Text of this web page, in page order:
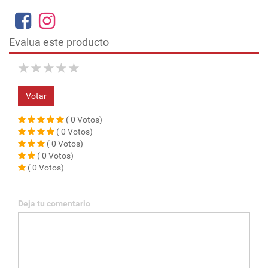
Evalua este producto
★
★
★
★
★
Votar
( 0 Votos)
( 0 Votos)
( 0 Votos)
( 0 Votos)
( 0 Votos)
Deja tu comentario